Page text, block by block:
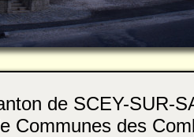
de SCEY-SUR-
Communes des